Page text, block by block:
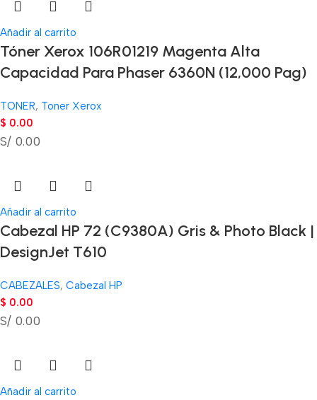
Añadir al carrito
Tóner Xerox 106R01219 Magenta Alta
Capacidad Para Phaser 6360N (12,000 Pag)
TONER, Toner Xerox
$ 0.00
S/ 0.00
Añadir al carrito
Cabezal HP 72 (C9380A) Gris & Photo Black |
DesignJet T610
CABEZALES, Cabezal HP
$ 0.00
S/ 0.00
Añadir al carrito